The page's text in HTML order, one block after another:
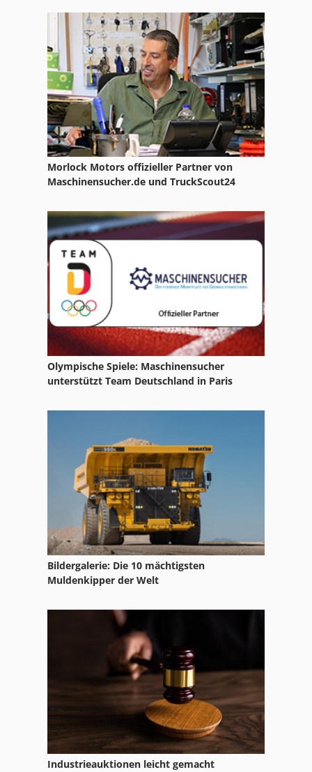
Charmilles Roboform 200
Charmilles Roboform 2000
Charmilles Roboform 31
Charmilles Roboform 400
Robocut
Robofil
Robofil 200 Charmilles
Robofil 2020
Robofil 240
Robofil 290
Robofil 440
Morlock Motors offizieller Partner von
Maschinensucher.de und TruckScout24
Olympische Spiele: Maschinensucher
unterstützt Team Deutschland in Paris
Bildergalerie: Die 10 mächtigsten
Muldenkipper der Welt
Industrieauktionen leicht gemacht